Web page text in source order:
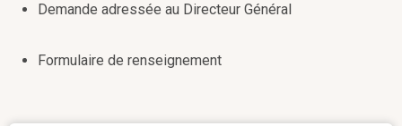
Demande adressée au Directeur Général
Formulaire de renseignement